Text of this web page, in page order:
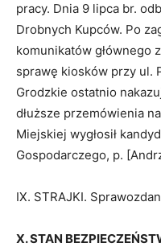
pracy. Dnia 9 lipca br.
Drobnych Kupców. Po
komunikatów głównego
sprawę kiosków przy ul.
Grodzkie ostatnio
dłuższe przemówienia
Miejskiej wygłosił
Gospodarczego, p.
IX. STRAJKI.
X. STAN